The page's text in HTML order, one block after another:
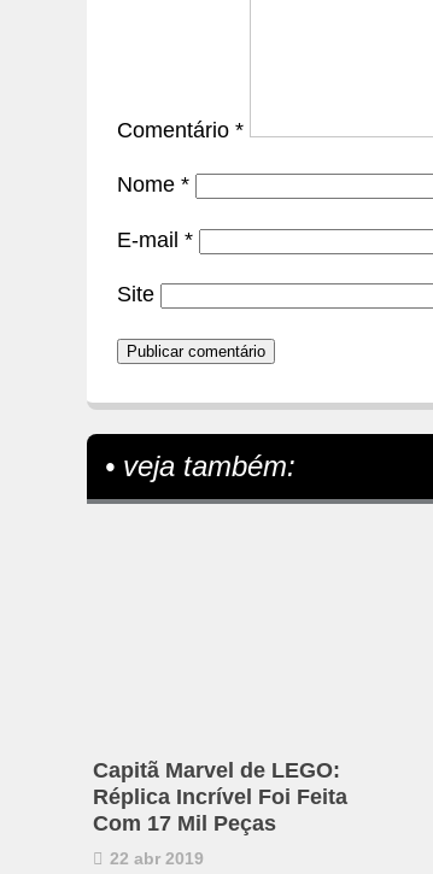
Comentário *
Nome *
E-mail *
Site
• veja também:
Capitã Marvel de LEGO:
Réplica Incrível Foi Feita
Com 17 Mil Peças
22 abr 2019